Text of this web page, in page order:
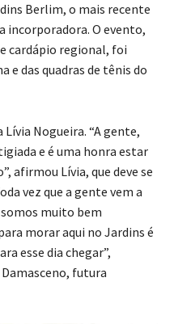
Berlim, o mais recente
O evento,
cardápio regional, foi
e das quadras de tênis do
Nogueira. “A gente,
e é uma honra estar
afirmou Lívia, que deve se
vez que a gente vem a
muito bem
morar aqui no Jardins é
esse dia chegar”,
futura